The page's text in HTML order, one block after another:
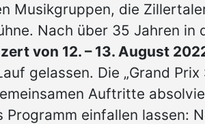
Musikgruppen, die
Nach über 35 Jahren in
von 12. – 13. August
gelassen. Die „Grand
Auftritte
Programm einfallen lassen: